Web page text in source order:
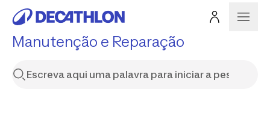
Manutenção e Reparação